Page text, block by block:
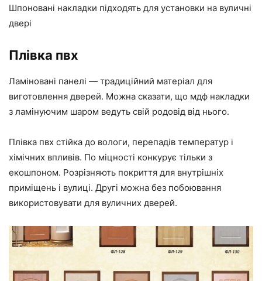
Шпоновані накладки підходять для установки на вуличні
двері
Плівка пвх
Ламіновані панелі — традиційний матеріал для
виготовлення дверей. Можна сказати, що мдф накладки
з ламінуючим шаром ведуть свій родовід від нього.
Плівка пвх стійка до вологи, перепадів температур і
хімічних впливів. По міцності конкурує тільки з
екошпоном. Розрізняють покриття для внутрішніх
приміщень і вулиці. Другі можна без побоювання
використовувати для вуличних дверей.